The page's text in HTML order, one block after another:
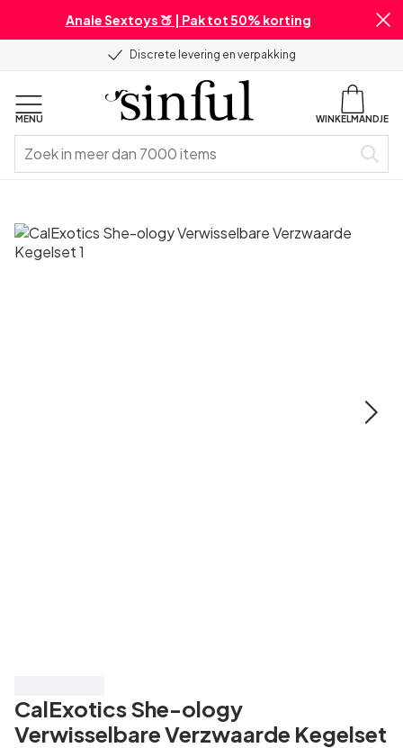
Anale Sextoys 🍑 | Pak tot 50% korting
Discrete levering en verpakking
MENU WINKELMANDJE
CalExotics She-ology
Verwisselbare Verzwaarde Kegelset